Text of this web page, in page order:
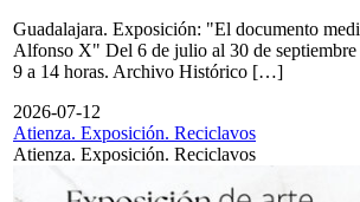
Guadalajara. Exposición: "El documento
Alfonso X" Del 6 de julio al 30 de septiembre
9 a 14 horas. Archivo Histórico […]
2026-07-12
Atienza. Exposición. Reciclavos
Atienza. Exposición. Reciclavos